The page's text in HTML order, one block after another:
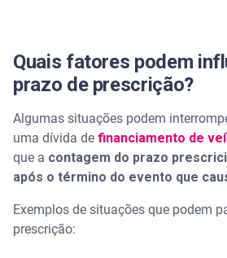
Quais fatores podem
prazo de prescrição?
Algumas situações podem
uma dívida de financiamento de
que a contagem do prazo
após o término do evento que
Exemplos de situações que podem
prescrição: